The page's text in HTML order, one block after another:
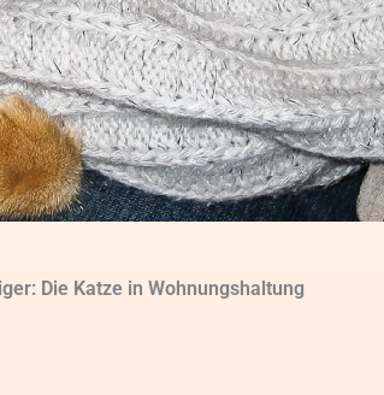
Die Katze in Wohnungshaltung